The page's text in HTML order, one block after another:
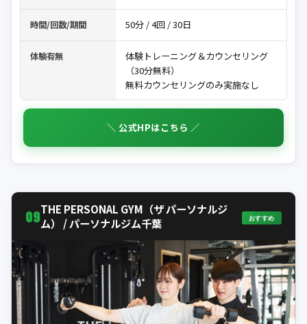
時間/回数/期間 50分 / 4回 / 30日
体験有無
体験トレーニング＆カウンセリング
（30分無料）
無料カウンセリングのみ実施なし
＼ 公式HPはこちら ／
09THE PERSONAL GYM（ザ パーソナルジ
ム） / パーソナルジム千葉
おすすめ